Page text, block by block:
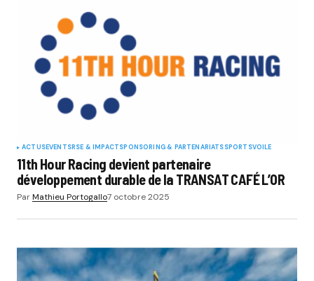
ACTUSEVENTSRSE & IMPACTSPONSORING & PARTENARIATSSPORTSVOILE
11th Hour Racing devient partenaire
développement durable de la TRANSAT CAFÉ L’OR
ParMathieu Portogallo7 octobre 2025